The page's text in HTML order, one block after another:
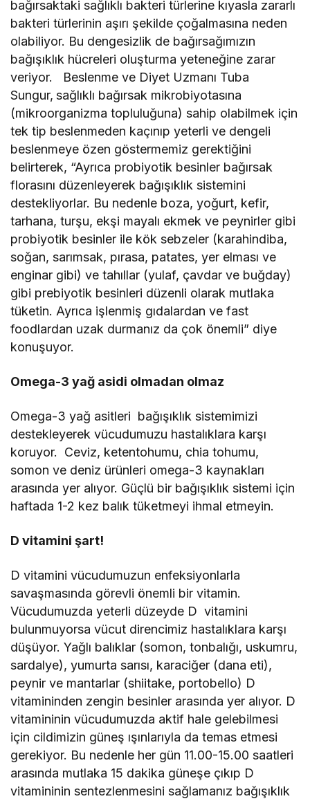
bağırsaktaki sağlıklı bakteri türlerine kıyasla zararlı
bakteri türlerinin aşırı şekilde çoğalmasına neden
olabiliyor. Bu dengesizlik de bağırsağımızın
bağışıklık hücreleri oluşturma yeteneğine zarar
veriyor. Beslenme ve Diyet Uzmanı Tuba
Sungur, sağlıklı bağırsak mikrobiyotasına
(mikroorganizma topluluğuna) sahip olabilmek için
tek tip beslenmeden kaçınıp yeterli ve dengeli
beslenmeye özen göstermemiz gerektiğini
belirterek, “Ayrıca probiyotik besinler bağırsak
florasını düzenleyerek bağışıklık sistemini
destekliyorlar. Bu nedenle boza, yoğurt, kefir,
tarhana, turşu, ekşi mayalı ekmek ve peynirler gibi
probiyotik besinler ile kök sebzeler (karahindiba,
soğan, sarımsak, pırasa, patates, yer elması ve
enginar gibi) ve tahıllar (yulaf, çavdar ve buğday)
gibi prebiyotik besinleri düzenli olarak mutlaka
tüketin. Ayrıca işlenmiş gıdalardan ve fast
foodlardan uzak durmanız da çok önemli” diye
konuşuyor.
Omega-3 yağ asidi olmadan olmaz
Omega-3 yağ asitleri bağışıklık sistemimizi
destekleyerek vücudumuzu hastalıklara karşı
koruyor. Ceviz, ketentohumu, chia tohumu,
somon ve deniz ürünleri omega-3 kaynakları
arasında yer alıyor. Güçlü bir bağışıklık sistemi için
haftada 1-2 kez balık tüketmeyi ihmal etmeyin.
D vitamini şart!
D vitamini vücudumuzun enfeksiyonlarla
savaşmasında görevli önemli bir vitamin.
Vücudumuzda yeterli düzeyde D vitamini
bulunmuyorsa vücut direncimiz hastalıklara karşı
düşüyor. Yağlı balıklar (somon, tonbalığı, uskumru,
sardalye), yumurta sarısı, karaciğer (dana eti),
peynir ve mantarlar (shiitake, portobello) D
vitamininden zengin besinler arasında yer alıyor. D
vitamininin vücudumuzda aktif hale gelebilmesi
için cildimizin güneş ışınlarıyla da temas etmesi
gerekiyor. Bu nedenle her gün 11.00-15.00 saatleri
arasında mutlaka 15 dakika güneşe çıkıp D
vitamininin sentezlenmesini sağlamanız bağışıklık